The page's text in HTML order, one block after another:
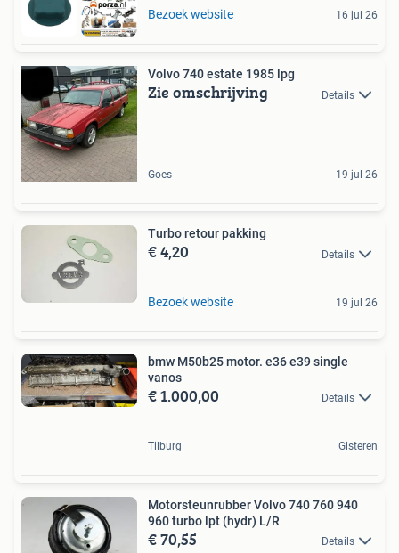
Bezoek website 16 jul 26
Volvo 740 estate 1985 lpg
Zie omschrijving Details
Goes 19 jul 26
Turbo retour pakking
€ 4,20 Details
Bezoek website 19 jul 26
bmw M50b25 motor. e36 e39 single
vanos
€ 1.000,00 Details
Tilburg Gisteren
Motorsteunrubber Volvo 740 760 940
960 turbo lpt (hydr) L/R
€ 70,55 Details